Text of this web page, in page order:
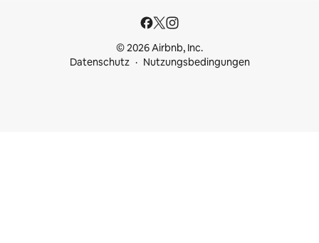
© 2026 Airbnb, Inc.
Datenschutz
Nutzungsbedingungen